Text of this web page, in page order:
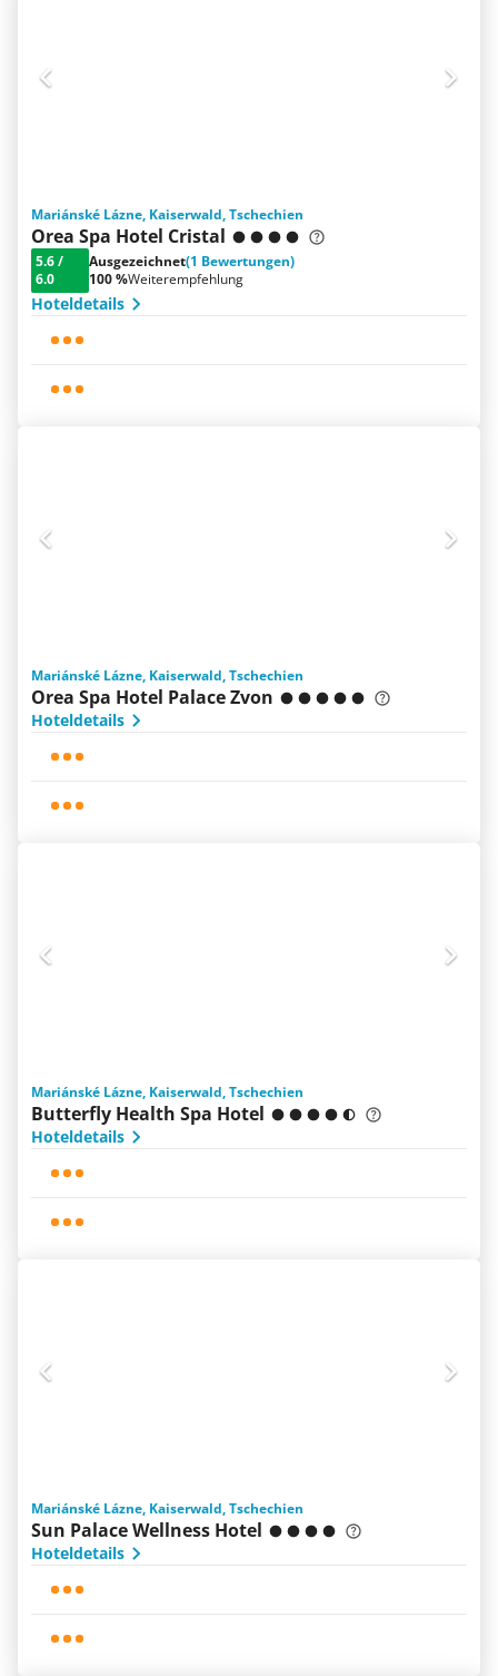
Mariánské Lázne, Kaiserwald, Tschechien
Orea Spa Hotel Cristal
5.6/
6.0
Ausgezeichnet(1 Bewertungen)
100 %Weiterempfehlung
Hoteldetails
Mariánské Lázne, Kaiserwald, Tschechien
Orea Spa Hotel Palace Zvon
Hoteldetails
Mariánské Lázne, Kaiserwald, Tschechien
Butterfly Health Spa Hotel
Hoteldetails
Mariánské Lázne, Kaiserwald, Tschechien
Sun Palace Wellness Hotel
Hoteldetails